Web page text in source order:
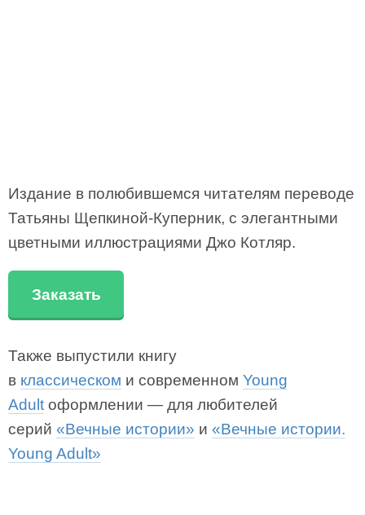
Издание в полюбившемся читателям переводе
Татьяны Щепкиной-Куперник, с элегантными
цветными иллюстрациями Джо Котляр.
Заказать
Также выпустили книгу
в классическом и современном Young
Adult оформлении — для любителей
серий «Вечные истории» и «Вечные истории.
Young Adult»